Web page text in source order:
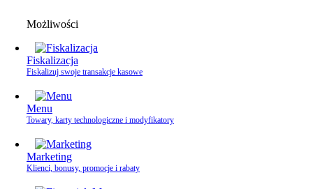
Możliwości
Fiskalizacja
Fiskalizuj swoje transakcje kasowe
Menu
Towary, karty technologiczne i modyfikatory
Marketing
Klienci, bonusy, promocje i rabaty